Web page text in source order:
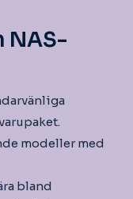
NAS-
modeller med
bland